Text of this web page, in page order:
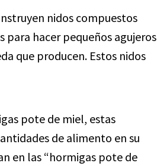
nidos compuestos
para hacer pequeños agujeros
que producen. Estos nidos
pote de miel, estas
de alimento en su
en las “hormigas pote de